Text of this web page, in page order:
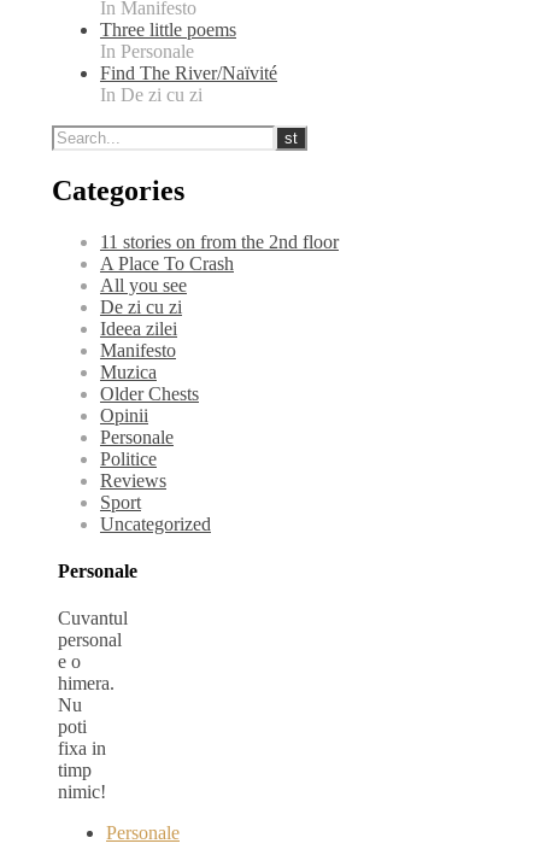
In Manifesto
Three little poems
In Personale
Find The River/Naïvité
In De zi cu zi
Categories
11 stories on from the 2nd floor
A Place To Crash
All you see
De zi cu zi
Ideea zilei
Manifesto
Muzica
Older Chests
Opinii
Personale
Politice
Reviews
Sport
Uncategorized
Personale
Cuvantul
personal
e o
himera.
Nu
poti
fixa in
timp
nimic!
Personale